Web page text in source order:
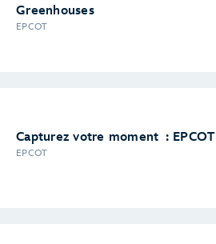
Greenhouses
EPCOT
Capturez votre moment : EPCOT
EPCOT